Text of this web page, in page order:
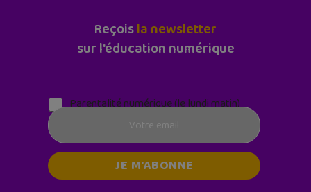
Reçoisla newsletter
sur l'éducation numérique
Parentalité numérique (le lundi matin)